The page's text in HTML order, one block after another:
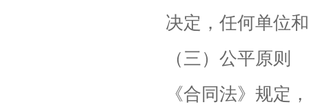
决定，任何单位
（三）公平原则
《合同法》规定